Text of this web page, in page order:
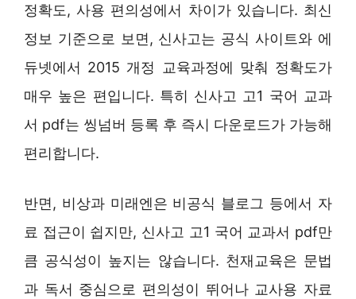
정확도, 사용 편의성에서 차이가 있습니다. 최신
정보 기준으로 보면, 신사고는 공식 사이트와 에
듀넷에서 2015 개정 교육과정에 맞춰 정확도가
매우 높은 편입니다. 특히 신사고 고1 국어 교과
서 pdf는 씽넘버 등록 후 즉시 다운로드가 가능해
편리합니다.
반면, 비상과 미래엔은 비공식 블로그 등에서 자
료 접근이 쉽지만, 신사고 고1 국어 교과서 pdf만
큼 공식성이 높지는 않습니다. 천재교육은 문법
과 독서 중심으로 편의성이 뛰어나 교사용 자료